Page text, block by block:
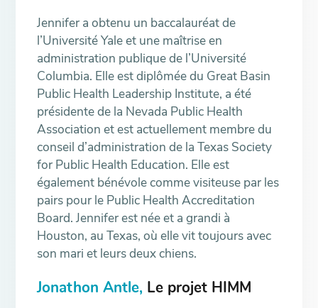
Jennifer a obtenu un baccalauréat de
l’Université Yale et une maîtrise en
administration publique de l’Université
Columbia. Elle est diplômée du Great Basin
Public Health Leadership Institute, a été
présidente de la Nevada Public Health
Association et est actuellement membre du
conseil d’administration de la Texas Society
for Public Health Education. Elle est
également bénévole comme visiteuse par les
pairs pour le Public Health Accreditation
Board. Jennifer est née et a grandi à
Houston, au Texas, où elle vit toujours avec
son mari et leurs deux chiens.
Jonathon Antle, Le projet HIMM